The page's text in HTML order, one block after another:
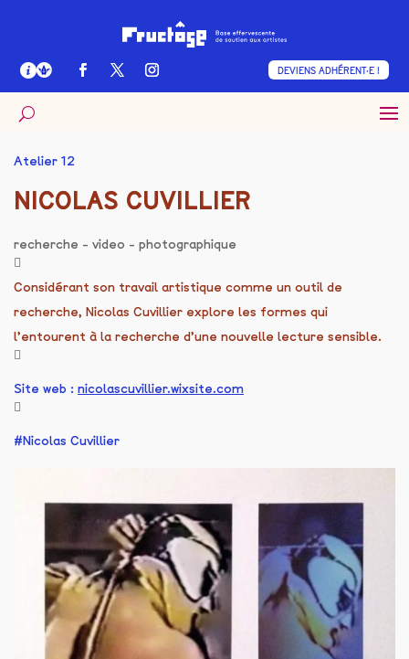
DEVIENS ADHÉRENT·E !
Atelier 12
NICOLAS CUVILLIER
recherche - video - photographique
Considérant son travail artistique comme un outil de
recherche, Nicolas Cuvillier explore les formes qui
l’entourent à la recherche d’une nouvelle lecture sensible.
Site web : nicolascuvillier.wixsite.com
Nicolas Cuvillier